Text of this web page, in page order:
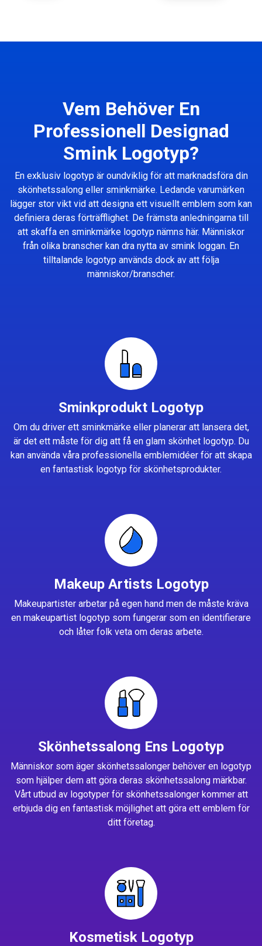
Vem Behöver En
Professionell Designad
Smink Logotyp?
En exklusiv logotyp är oundviklig för att marknadsföra din
skönhetssalong eller sminkmärke. Ledande varumärken
lägger stor vikt vid att designa ett visuellt emblem som kan
definiera deras förträfflighet. De främsta anledningarna till
att skaffa en sminkmärke logotyp nämns här. Människor
från olika branscher kan dra nytta av smink loggan. En
tilltalande logotyp används dock av att följa
människor/branscher.
Sminkprodukt Logotyp
Om du driver ett sminkmärke eller planerar att lansera det,
är det ett måste för dig att få en glam skönhet logotyp. Du
kan använda våra professionella emblemidéer för att skapa
en fantastisk logotyp för skönhetsprodukter.
Makeup Artists Logotyp
Makeupartister arbetar på egen hand men de måste kräva
en makeupartist logotyp som fungerar som en identifierare
och låter folk veta om deras arbete.
Skönhetssalong Ens Logotyp
Människor som äger skönhetssalonger behöver en logotyp
som hjälper dem att göra deras skönhetssalong märkbar.
Vårt utbud av logotyper för skönhetssalonger kommer att
erbjuda dig en fantastisk möjlighet att göra ett emblem för
ditt företag.
Kosmetisk Logotyp